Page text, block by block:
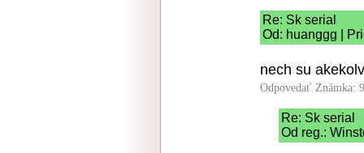
Re: Sk serial
Od: huanggg |
nech su
Odpovedať Známka:
Re: Sk serial
Od reg.: